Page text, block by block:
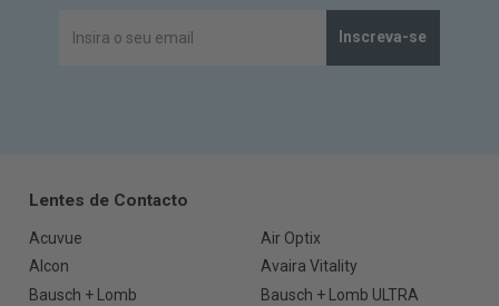
Inscreva-se
Lentes de Contacto
Acuvue
Air Optix
Alcon
Avaira Vitality
Bausch + Lomb
Bausch + Lomb ULTRA